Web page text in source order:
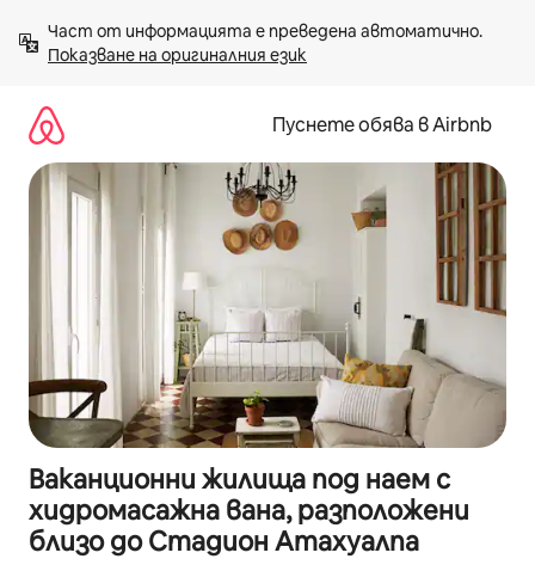
към
съдържанието
Показване на оригиналния език
Пуснете обява в Airbnb
Ваканционни жилища под наем с
хидромасажна вана, разположени
близо до Стадион Атахуалпа